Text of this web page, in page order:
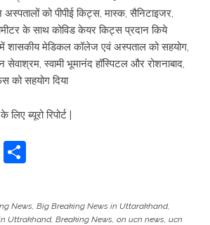
अस्‍पतालों को पीपीई किट्स, मास्‍क, सैनिटाइजर,
के साथ कोविड केयर किट्स प्रदान किये
में शासकीय मेडिकल कॉलेज एवं अस्‍पताल को सहयोग,
सेवाश्रम, स्‍वामी भूमानंद हॉस्पिटल और रोशनाबाद,
को सहयोग दिया
ब्यूरो रिपोर्ट |
WhatsApp
News, Big Breaking News in Uttarakhand,
Uttrakhand, Breaking News, on ucn news, ucn